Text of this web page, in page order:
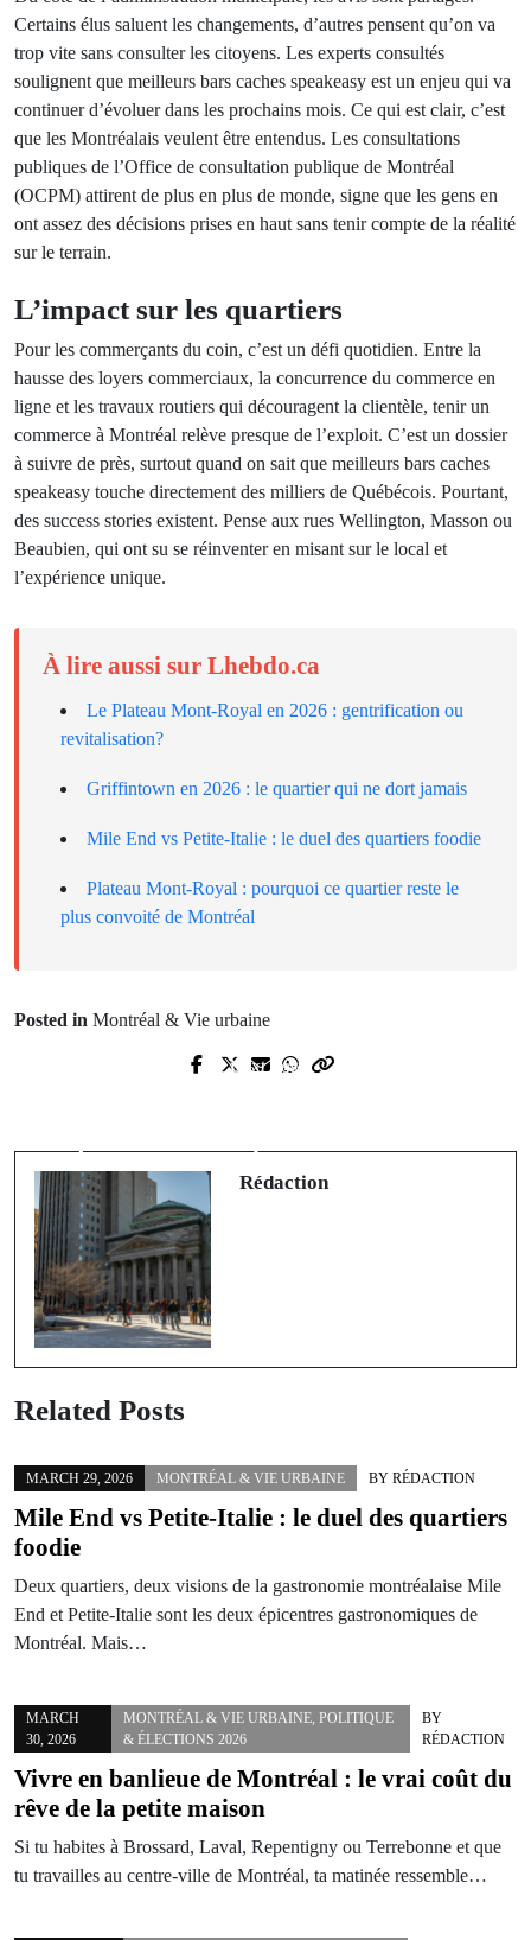
Certains élus saluent les changements, d’autres pensent qu’on va
trop vite sans consulter les citoyens. Les experts consultés
soulignent que meilleurs bars caches speakeasy est un enjeu qui va
continuer d’évoluer dans les prochains mois. Ce qui est clair, c’est
que les Montréalais veulent être entendus. Les consultations
publiques de l’Office de consultation publique de Montréal
(OCPM) attirent de plus en plus de monde, signe que les gens en
ont assez des décisions prises en haut sans tenir compte de la réalité
sur le terrain.
L’impact sur les quartiers
Pour les commerçants du coin, c’est un défi quotidien. Entre la
hausse des loyers commerciaux, la concurrence du commerce en
ligne et les travaux routiers qui découragent la clientèle, tenir un
commerce à Montréal relève presque de l’exploit. C’est un dossier
à suivre de près, surtout quand on sait que meilleurs bars caches
speakeasy touche directement des milliers de Québécois. Pourtant,
des success stories existent. Pense aux rues Wellington, Masson ou
Beaubien, qui ont su se réinventer en misant sur le local et
l’expérience unique.
À lire aussi sur Lhebdo.ca
Le Plateau Mont-Royal en 2026 : gentrification ou
revitalisation?
Griffintown en 2026 : le quartier qui ne dort jamais
Mile End vs Petite-Italie : le duel des quartiers foodie
Plateau Mont-Royal : pourquoi ce quartier reste le
plus convoité de Montréal
Posted in Montréal & Vie urbaine
Prev Post
Next Post
banlieue
Rédaction
Related Posts
MARCH 29, 2026 MONTRÉAL & VIE URBAINE BY RÉDACTION
Mile End vs Petite-Italie : le duel des quartiers
foodie
Deux quartiers, deux visions de la gastronomie montréalaise Mile
End et Petite-Italie sont les deux épicentres gastronomiques de
Montréal. Mais…
MARCH
30, 2026
MONTRÉAL & VIE URBAINE ,POLITIQUE
& ÉLECTIONS 2026
BY
RÉDACTION
Vivre en banlieue de Montréal : le vrai coût du
rêve de la petite maison
Si tu habites à Brossard, Laval, Repentigny ou Terrebonne et que
tu travailles au centre-ville de Montréal, ta matinée ressemble…